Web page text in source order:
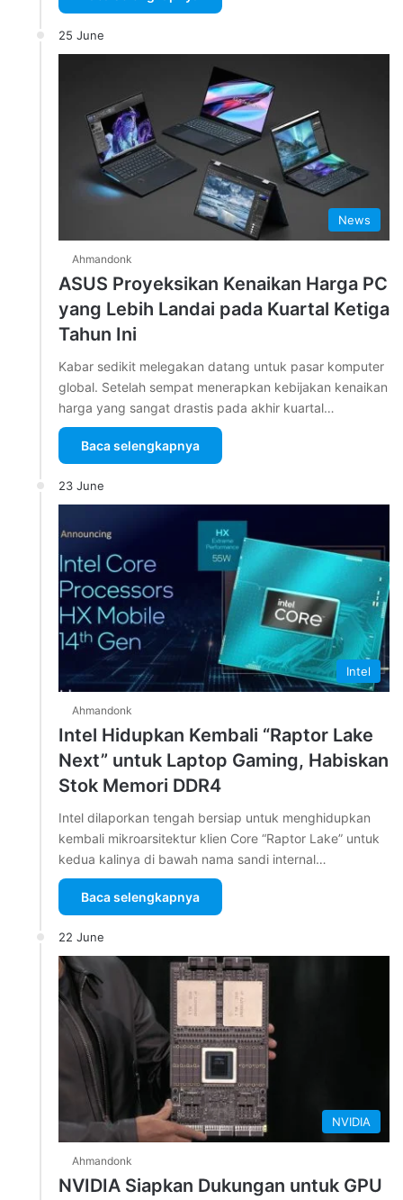
25 June
News
Ahmandonk
ASUS Proyeksikan Kenaikan Harga PC
yang Lebih Landai pada Kuartal Ketiga
Tahun Ini
Kabar sedikit melegakan datang untuk pasar komputer
global. Setelah sempat menerapkan kebijakan kenaikan
harga yang sangat drastis pada akhir kuartal…
Baca selengkapnya
23 June
Intel
Ahmandonk
Intel Hidupkan Kembali “Raptor Lake
Next” untuk Laptop Gaming, Habiskan
Stok Memori DDR4
Intel dilaporkan tengah bersiap untuk menghidupkan
kembali mikroarsitektur klien Core “Raptor Lake” untuk
kedua kalinya di bawah nama sandi internal…
Baca selengkapnya
22 June
NVIDIA
Ahmandonk
NVIDIA Siapkan Dukungan untuk GPU